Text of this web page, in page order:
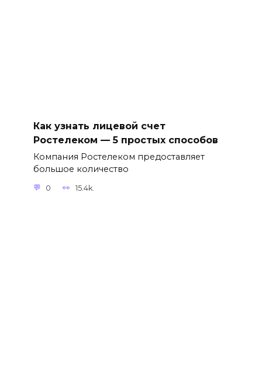
Как узнать лицевой счет
Ростелеком — 5 простых способов
Компания Ростелеком предоставляет
большое количество
0 15.4k.